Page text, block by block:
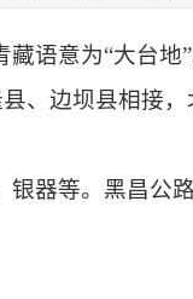
藏语意为“大台地
、 边坝县相接，
银器等。黑昌公